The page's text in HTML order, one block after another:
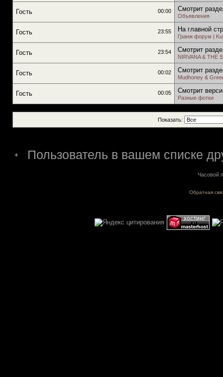
00:00
Гость Смотрит
Объявления
23:55
Гость На главной
Гранж форум |
23:54
Гость Смотрит
NIRVANA & THE
00:02
Гость Смотрит
Mudhoney &
00:05
Гость Смотрит
Разные фотки
Показать:
+ Пользователь в вашем списке
Часовой
Обратная